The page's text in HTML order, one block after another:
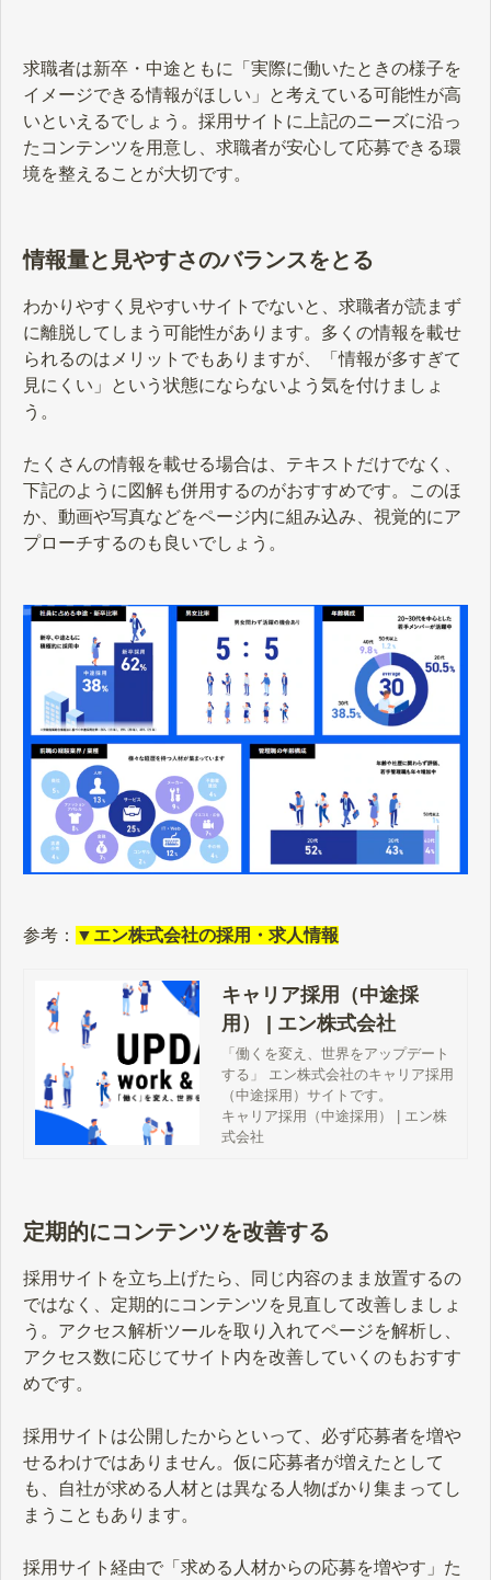
求職者は新卒・中途ともに「実際に働いたときの様子を
イメージできる情報がほしい」と考えている可能性が高
いといえるでしょう。採用サイトに上記のニーズに沿っ
たコンテンツを用意し、求職者が安心して応募できる環
境を整えることが大切です。
情報量と見やすさのバランスをとる
わかりやすく見やすいサイトでないと、求職者が読まず
に離脱してしまう可能性があります。多くの情報を載せ
られるのはメリットでもありますが、「情報が多すぎて
見にくい」という状態にならないよう気を付けましょ
う。
たくさんの情報を載せる場合は、テキストだけでなく、
下記のように図解も併用するのがおすすめです。このほ
か、動画や写真などをページ内に組み込み、視覚的にア
プローチするのも良いでしょう。
参考： ▼エン株式会社の採用・求人情報
キャリア採用（中途採
用） | エン株式会社
「働くを変え、世界をアップデート
する」 エン株式会社のキャリア採用
（中途採用）サイトです。
キャリア採用（中途採用） | エン株
式会社
定期的にコンテンツを改善する
採用サイトを立ち上げたら、同じ内容のまま放置するの
ではなく、定期的にコンテンツを見直して改善しましょ
う。アクセス解析ツールを取り入れてページを解析し、
アクセス数に応じてサイト内を改善していくのもおすす
めです。
採用サイトは公開したからといって、必ず応募者を増や
せるわけではありません。仮に応募者が増えたとして
も、自社が求める人材とは異なる人物ばかり集まってし
まうこともあります。
採用サイト経由で「求める人材からの応募を増やす」た